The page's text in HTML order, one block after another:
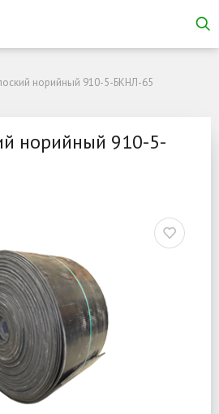
5-БКНЛ-65норийный 910-5-БКНЛ-65
норийный 910-5-